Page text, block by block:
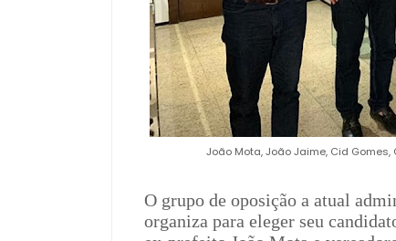
João Mota, João Jaime, Cid
O grupo de oposição a atual
organiza para eleger seu